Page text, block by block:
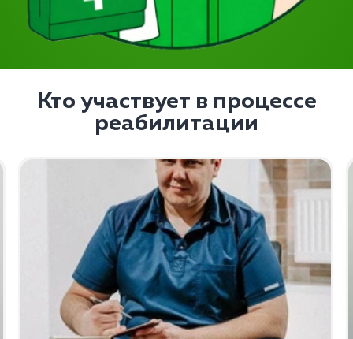
Кто участвует в процессе
реабилитации